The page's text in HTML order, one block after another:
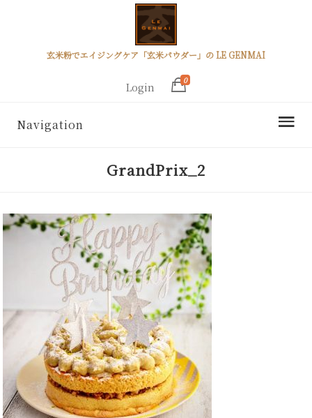
玄米粉でエイジングケア「玄米パウダー」の LE GENMAI
Login
0
Navigation
GrandPrix_2